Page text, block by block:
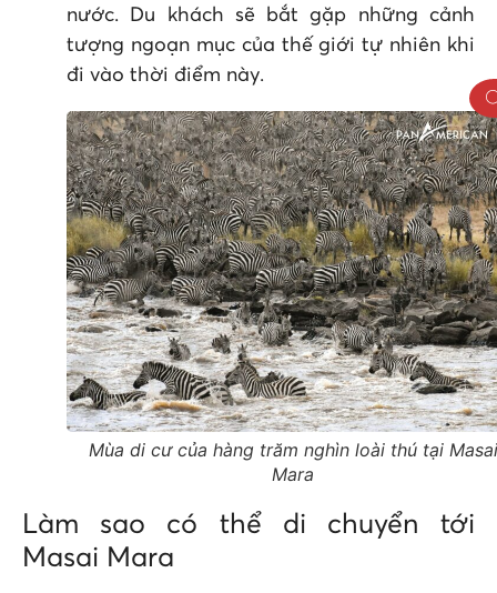
nước. Du khách sẽ bắt gặp những cảnh
tượng ngoạn mục của thế giới tự nhiên khi
đi vào thời điểm này.
Mùa di cư của hàng trăm nghìn loài thú tại Masai
Mara
Làm sao có thể di chuyển tới
Masai Mara